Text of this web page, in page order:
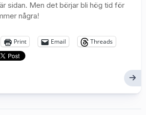
sidan. Men det börjar bli hög tid för
några!
Print Email
Threads